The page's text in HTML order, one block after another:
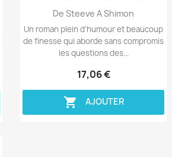
Aperçu rapide
De Steeve A Shimon
Un roman plein d'humour et beaucoup
de finesse qui aborde sans compromis
les questions des...
17,06 €
 AJOUTER